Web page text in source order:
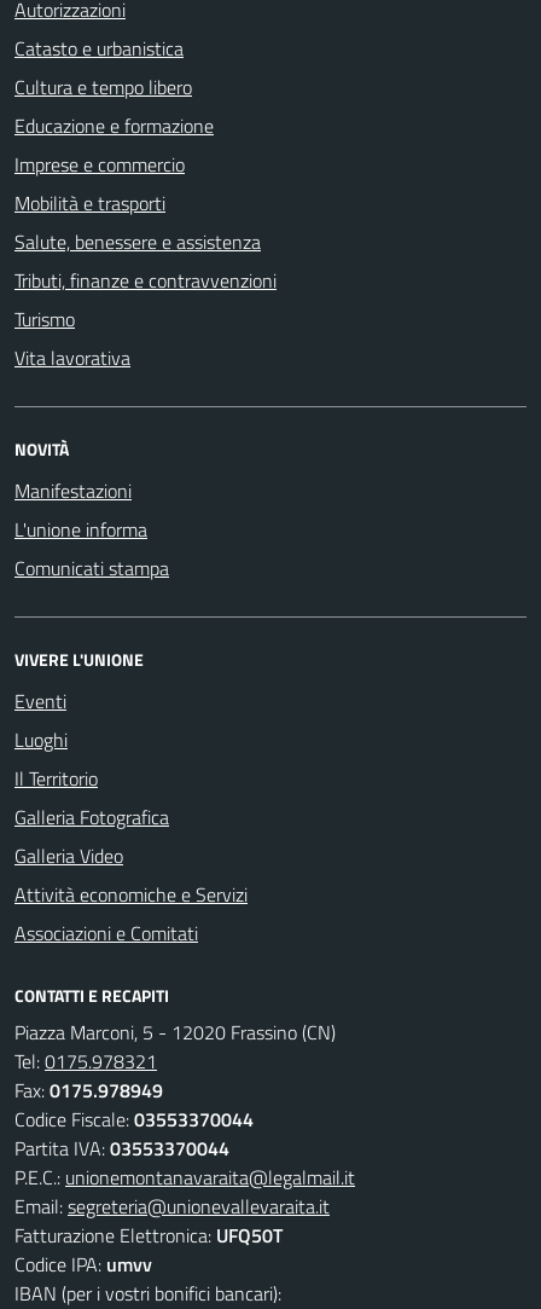
Autorizzazioni
Catasto e urbanistica
Cultura e tempo libero
Educazione e formazione
Imprese e commercio
Mobilità e trasporti
Salute, benessere e assistenza
Tributi, finanze e contravvenzioni
Turismo
Vita lavorativa
NOVITÀ
Manifestazioni
L'unione informa
Comunicati stampa
VIVERE L'UNIONE
Eventi
Luoghi
Il Territorio
Galleria Fotografica
Galleria Video
Attività economiche e Servizi
Associazioni e Comitati
CONTATTI E RECAPITI
Piazza Marconi, 5 - 12020 Frassino (CN)
Tel:0175.978321
Fax:0175.978949
Codice Fiscale:03553370044
Partita IVA:03553370044
P.E.C.: unionemontanavaraita@legalmail.it
Email:segreteria@unionevallevaraita.it
Fatturazione Elettronica: UFQ50T
Codice IPA: umvv
IBAN (per i vostri bonifici bancari):